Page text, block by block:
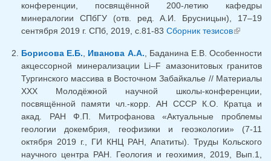
конференции, посвящённой 200-летию кафедры
минералогии СПбГУ (отв. ред. А.И. Брусницын), 17–19
сентября 2019 г. СПб, 2019, с.81-83 Сборник тезисов(внешняя
Борисова Е.Б., Иванова А.А., Баданина Е.В. Особенности
акцессорной минерализации Li–F амазонитовых гранитов
Тургинского массива в Восточном Забайкалье // Материалы
XXX Молодёжной научной школы-конференции,
посвящённой памяти чл.-корр. АН СССР К.О. Кратца и
акад. РАН Ф.П. Митрофанова «Актуальные проблемы
геологии докембрия, геофизики и геоэкологии» (7-11
октября 2019 г., ГИ КНЦ РАН, Апатиты). Труды Кольского
научного центра РАН. Геология и геохимия, 2019, Вып.1,